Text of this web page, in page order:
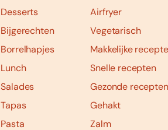
Desserts
Bijgerechten
Borrelhapjes
Lunch
Salades
Tapas
Pasta
Airfryer
Vegetarisch
Makkelijke
Snelle recepten
Gezonde recepten
Gehakt
Zalm